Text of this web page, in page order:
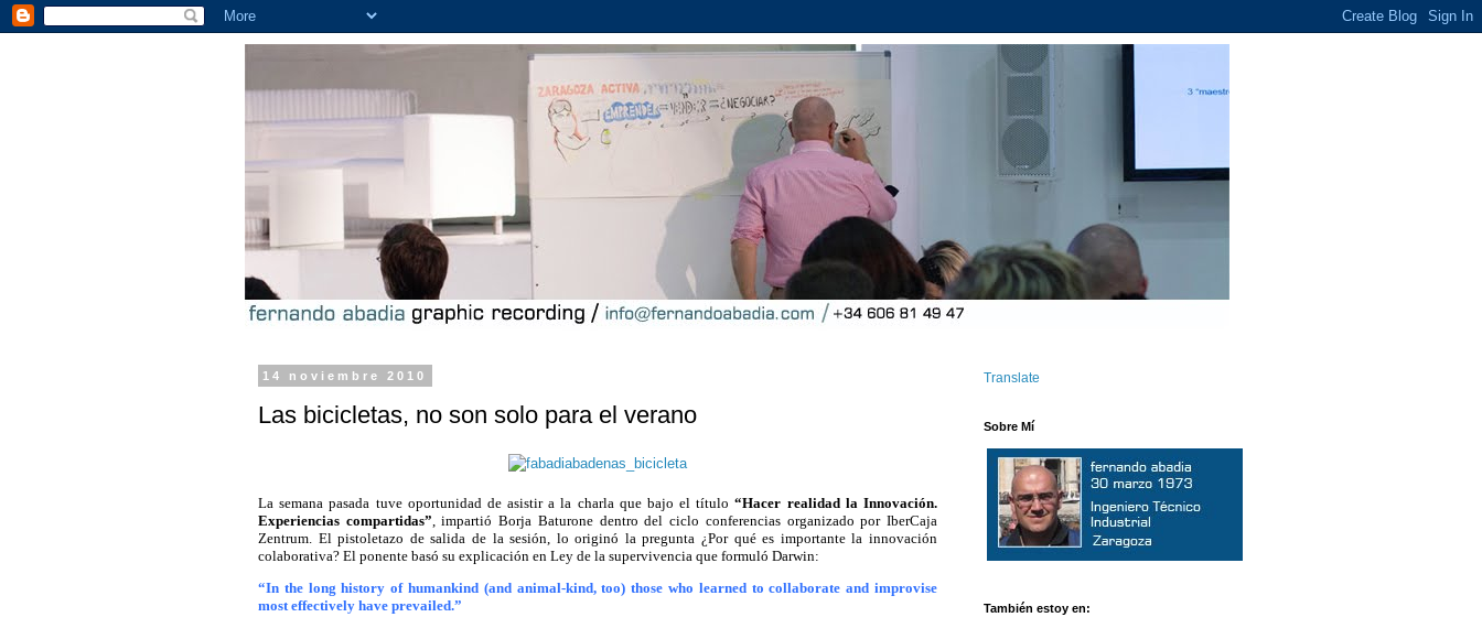
14 noviembre 2010
Las bicicletas, no son solo para el verano
La semana pasada tuve oportunidad de asistir a la charla que bajo el título“Hacer realidad la Innovación.
Experiencias compartidas” , impartió Borja Baturone dentro del ciclo conferencias organizado por IberCaja
Zentrum. El pistoletazo de salida de la sesión, lo originó la pregunta ¿Por qué es importante la innovación
colaborativa? El ponente basó su explicación en Ley de la supervivencia que formuló Darwin:
“In the long history of humankind (and animal-kind, too) those who learned to collaborate and improvise
most effectively have prevailed.”
Translate
Sobre Mí
También estoy en: